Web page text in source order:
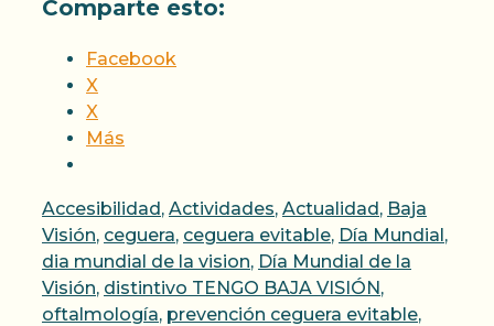
Comparte esto:
Facebook
X
X
Más
Categorías
Accesibilidad, Actividades, Actualidad, Baja
Visión, ceguera, ceguera evitable, Día Mundial,
dia mundial de la vision, Día Mundial de la
Visión, distintivo TENGO BAJA VISIÓN,
oftalmología, prevención ceguera evitable,